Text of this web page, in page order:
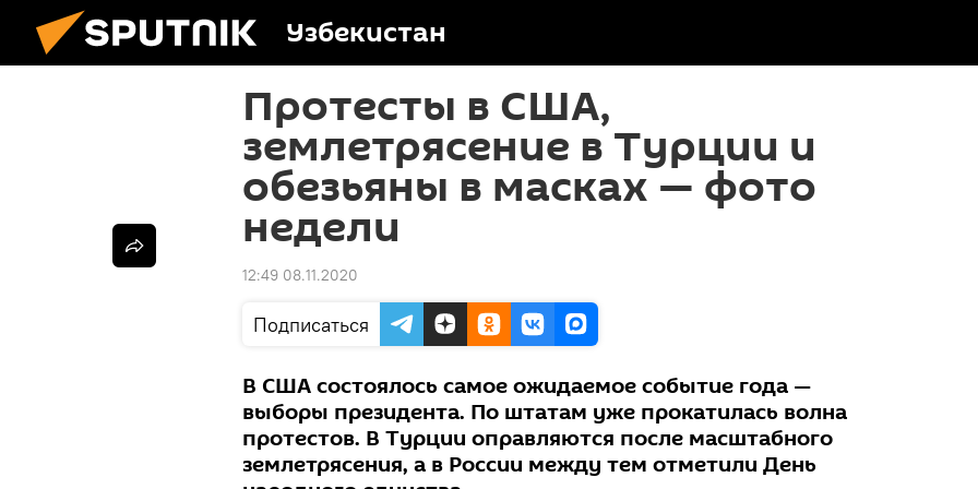
Узбекистан
Протесты в США,
землетрясение в Турции и
обезьяны в масках — фото
недели
12:49 08.11.2020
Подписаться
В США состоялось самое ожидаемое событие года —
выборы президента. По штатам уже прокатилась волна
протестов. В Турции оправляются после масштабного
землетрясения, а в России между тем отметили День